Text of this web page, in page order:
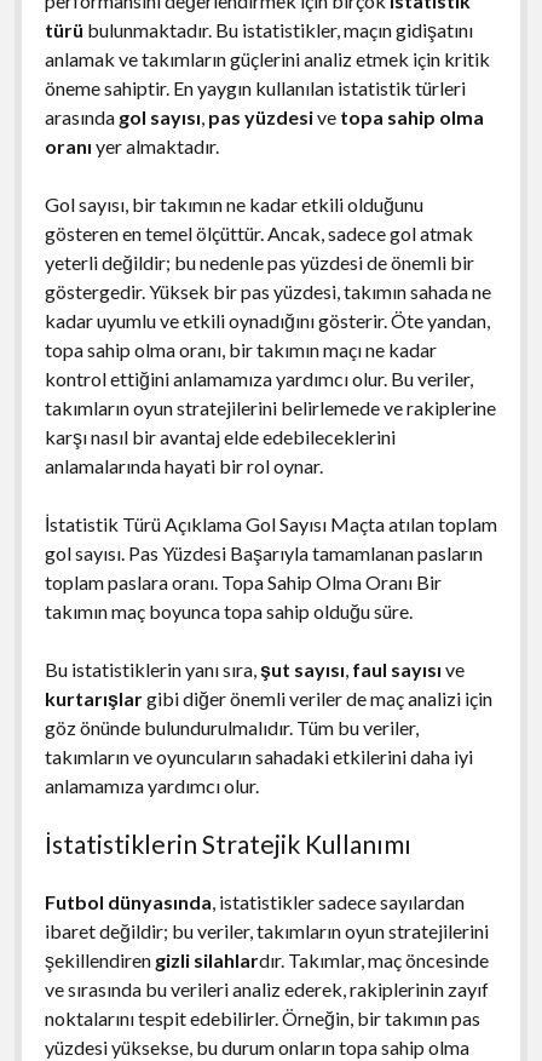
türü bulunmaktadır. Bu istatistikler, maçın gidişatını
anlamak ve takımların güçlerini analiz etmek için kritik
öneme sahiptir. En yaygın kullanılan istatistik türleri
arasında gol sayısı, pas yüzdesive topa sahip olma
oranı yer almaktadır.
Gol sayısı, bir takımın ne kadar etkili olduğunu
gösteren en temel ölçüttür. Ancak, sadece gol atmak
yeterli değildir; bu nedenle pas yüzdesi de önemli bir
göstergedir. Yüksek bir pas yüzdesi, takımın sahada ne
kadar uyumlu ve etkili oynadığını gösterir. Öte yandan,
topa sahip olma oranı, bir takımın maçı ne kadar
kontrol ettiğini anlamamıza yardımcı olur. Bu veriler,
takımların oyun stratejilerini belirlemede ve rakiplerine
karşı nasıl bir avantaj elde edebileceklerini
anlamalarında hayati bir rol oynar.
İstatistik Türü Açıklama Gol Sayısı Maçta atılan toplam
gol sayısı. Pas Yüzdesi Başarıyla tamamlanan pasların
toplam paslara oranı. Topa Sahip Olma Oranı Bir
takımın maç boyunca topa sahip olduğu süre.
Bu istatistiklerin yanı sıra,şut sayısı, faul sayısı ve
kurtarışlargibi diğer önemli veriler de maç analizi için
göz önünde bulundurulmalıdır. Tüm bu veriler,
takımların ve oyuncuların sahadaki etkilerini daha iyi
anlamamıza yardımcı olur.
İstatistiklerin Stratejik Kullanımı
Futbol dünyasında, istatistikler sadece sayılardan
ibaret değildir; bu veriler, takımların oyun stratejilerini
şekillendiren gizli silahlardır. Takımlar, maç öncesinde
ve sırasında bu verileri analiz ederek, rakiplerinin zayıf
noktalarını tespit edebilirler. Örneğin, bir takımın pas
yüzdesi yüksekse, bu durum onların topa sahip olma